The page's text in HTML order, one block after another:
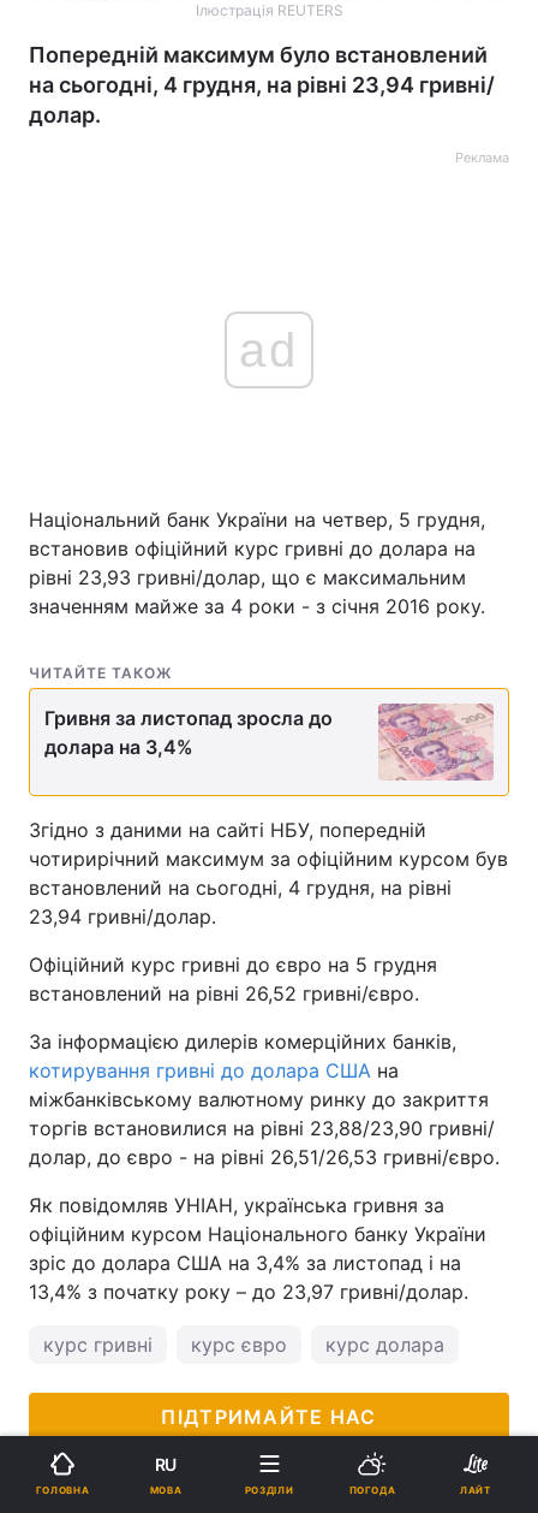
Ілюстрація REUTERS
Попередній максимум було встановлений
на сьогодні, 4 грудня, на рівні 23,94 гривні/
долар.
Реклама
ad
Національний банк України на четвер, 5 грудня,
встановив офіційний курс гривні до долара на
рівні 23,93 гривні/долар, що є максимальним
значенням майже за 4 роки - з січня 2016 року.
ЧИТАЙТЕ ТАКОЖ
Гривня за листопад зросла до
долара на 3,4%
Згідно з даними на сайті НБУ, попередній
чотирирічний максимум за офіційним курсом був
встановлений на сьогодні, 4 грудня, на рівні
23,94 гривні/долар.
Офіційний курс гривні до євро на 5 грудня
встановлений на рівні 26,52 гривні/євро.
За інформацією дилерів комерційних банків,
котирування гривні до долара США на
міжбанківському валютному ринку до закриття
торгів встановилися на рівні 23,88/23,90 гривні/
долар, до євро - на рівні 26,51/26,53 гривні/євро.
Як повідомляв УНІАН, українська гривня за
офіційним курсом Національного банку України
зріс до долара США на 3,4% за листопад і на
13,4% з початку року – до 23,97 гривні/долар.
курс гривні курс євро курс долара
ПІДТРИМАЙТЕ НАС
ГОЛОВНА
RU
МОВА РОЗДІЛИ ПОГОДА ЛАЙТ